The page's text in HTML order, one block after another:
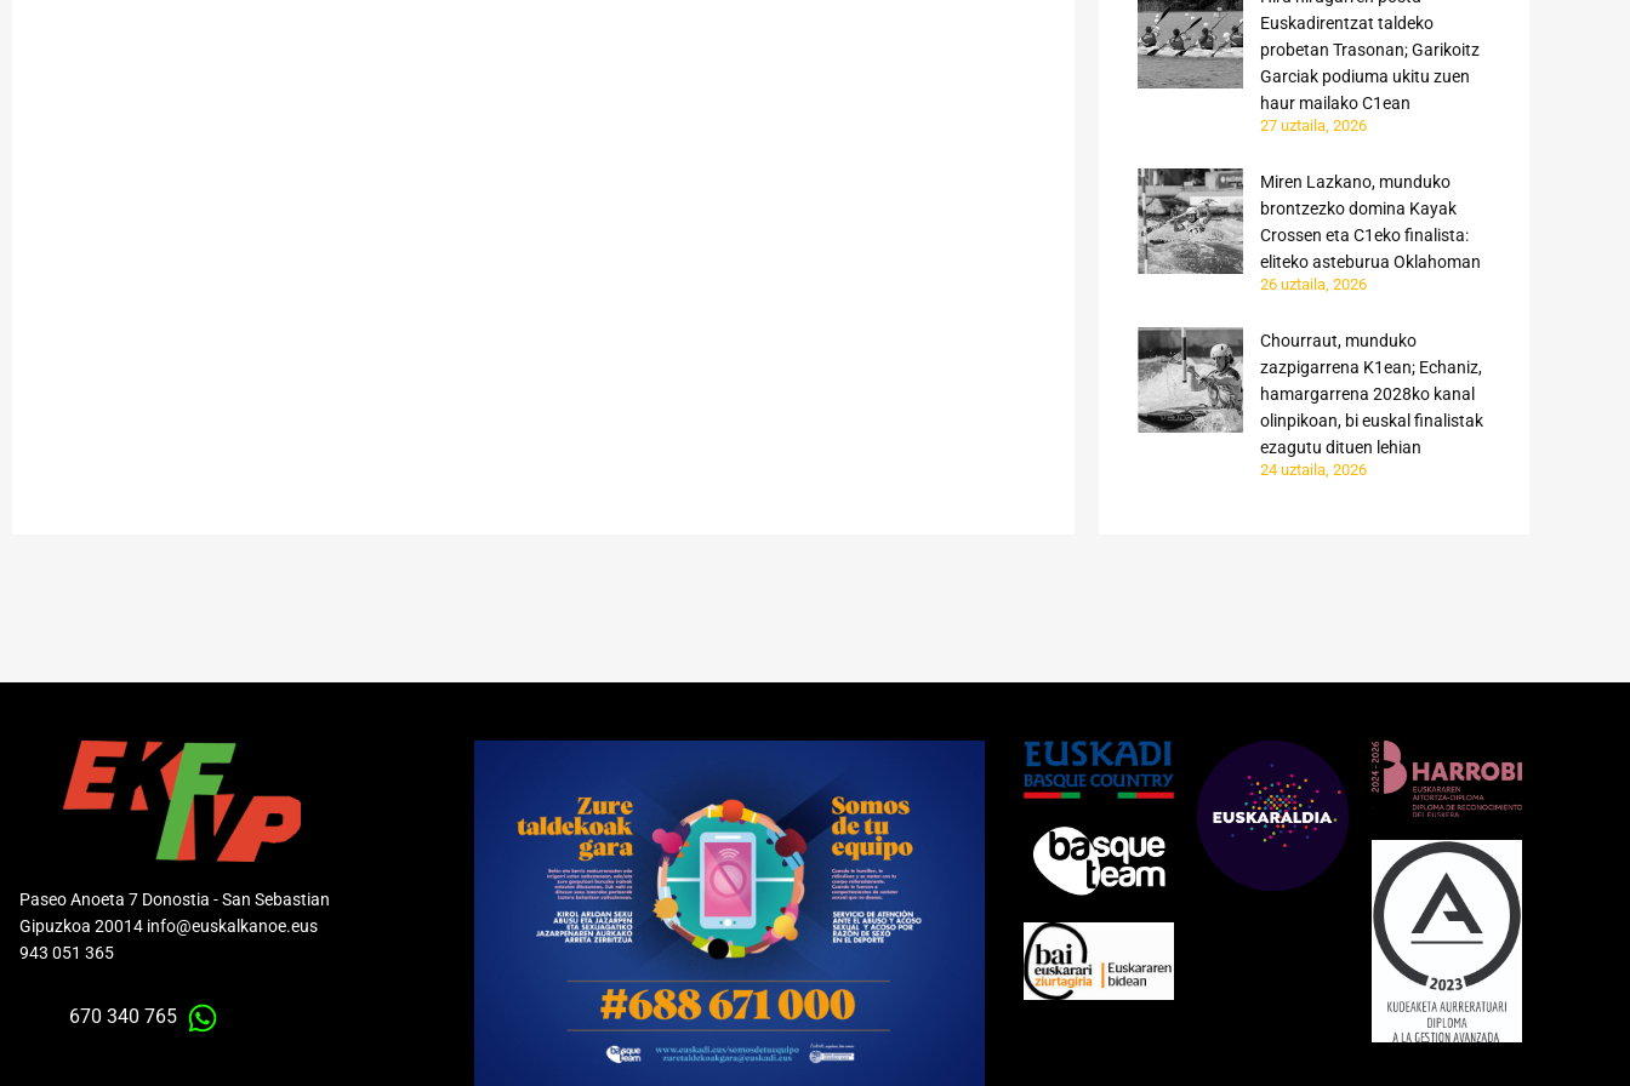
Euskadirentzat taldeko
probetan Trasonan; Garikoitz
Garciak podiuma ukitu zuen
haur mailako C1ean
27 uztaila, 2026
Miren Lazkano, munduko
brontzezko domina Kayak
Crossen eta C1eko finalista:
eliteko asteburua Oklahoman
26 uztaila, 2026
Chourraut, munduko
zazpigarrena K1ean; Echaniz,
hamargarrena 2028ko kanal
olinpikoan, bi euskal finalistak
ezagutu dituen lehian
24 uztaila, 2026
Paseo Anoeta 7 Donostia - San Sebastian
Gipuzkoa 20014 info@euskalkanoe.eus
943 051 365
670 340 765